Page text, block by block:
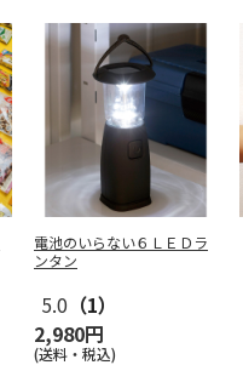
電池のいらない６ＬＥＤラ
ンタン
5.0 （1）
2,980円
(送料・税込)